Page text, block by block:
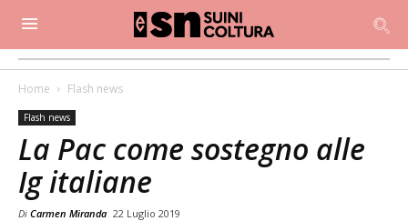
Home Flash news
Flash news
La Pac come sostegno alle
Ig italiane
Di Carmen Miranda 22 Luglio 2019